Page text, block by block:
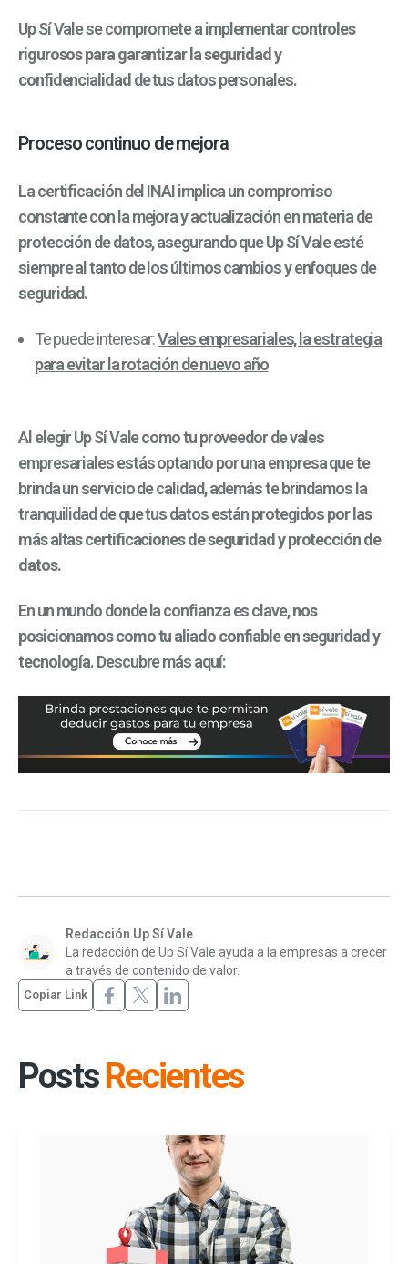
Up Sí Vale se compromete a implementarcontroles
rigurosos para garantizar la seguridad y
confidencialidad de tus datos personales.
Proceso continuo de mejora
La certificación del INAI implica un compromiso
constante con la mejora y actualización en materia de
protección de datos, asegurando que Up Sí Vale esté
siempre al tanto de los últimos cambios y enfoques de
seguridad.
Te puede interesar:Vales empresariales, la estrategia
para evitar la rotación de nuevo año
Al elegir Up Sí Vale como tu proveedor de vales
empresariales estás optando por una empresa que te
brinda un servicio de calidad, además te brindamos la
tranquilidad de que tus datos están protegidospor las
más altas certificaciones de seguridad y protección de
datos.
En un mundo donde la confianza es clave,nos
posicionamos como tu aliado confiable en seguridad y
tecnología. Descubre más aquí:
Redacción Up Sí Vale
La redacción de Up Sí Vale ayuda a la empresas a crecer
a través de contenido de valor.
Copiar Link
PostsRecientes